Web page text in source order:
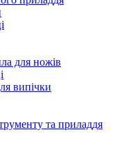
для ножів
випічки
та приладдя